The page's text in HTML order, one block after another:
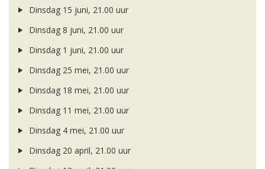
Dinsdag 15 juni, 21.00 uur
Dinsdag 8 juni, 21.00 uur
Dinsdag 1 juni, 21.00 uur
Dinsdag 25 mei, 21.00 uur
Dinsdag 18 mei, 21.00 uur
Dinsdag 11 mei, 21.00 uur
Dinsdag 4 mei, 21.00 uur
Dinsdag 20 april, 21.00 uur